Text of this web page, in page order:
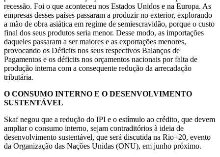
recessão. Foi o que aconteceu nos Estados Unidos e na Europa. As
empresas desses países passaram a produzir no exterior, explorando
a mão de obra asiática em regime de semiescravidão, porque o custo
final dos seus produtos seria menor. Desse modo, as importações
daqueles passaram a ser maiores e as exportações menores,
provocando os Déficits nos seus respectivos Balanços de
Pagamentos e os déficits nos orçamentos nacionais por falta de
produção interna com a consequente redução da arrecadação
tributária.
O CONSUMO INTERNO E O DESENVOLVIMENTO
SUSTENTÁVEL
Skaf negou que a redução do IPI e o estímulo ao crédito, que devem
ampliar o consumo interno, sejam contraditórios à ideia de
desenvolvimento sustentável, que será discutida na Rio+20, evento
da Organização das Nações Unidas (ONU), em junho próximo.